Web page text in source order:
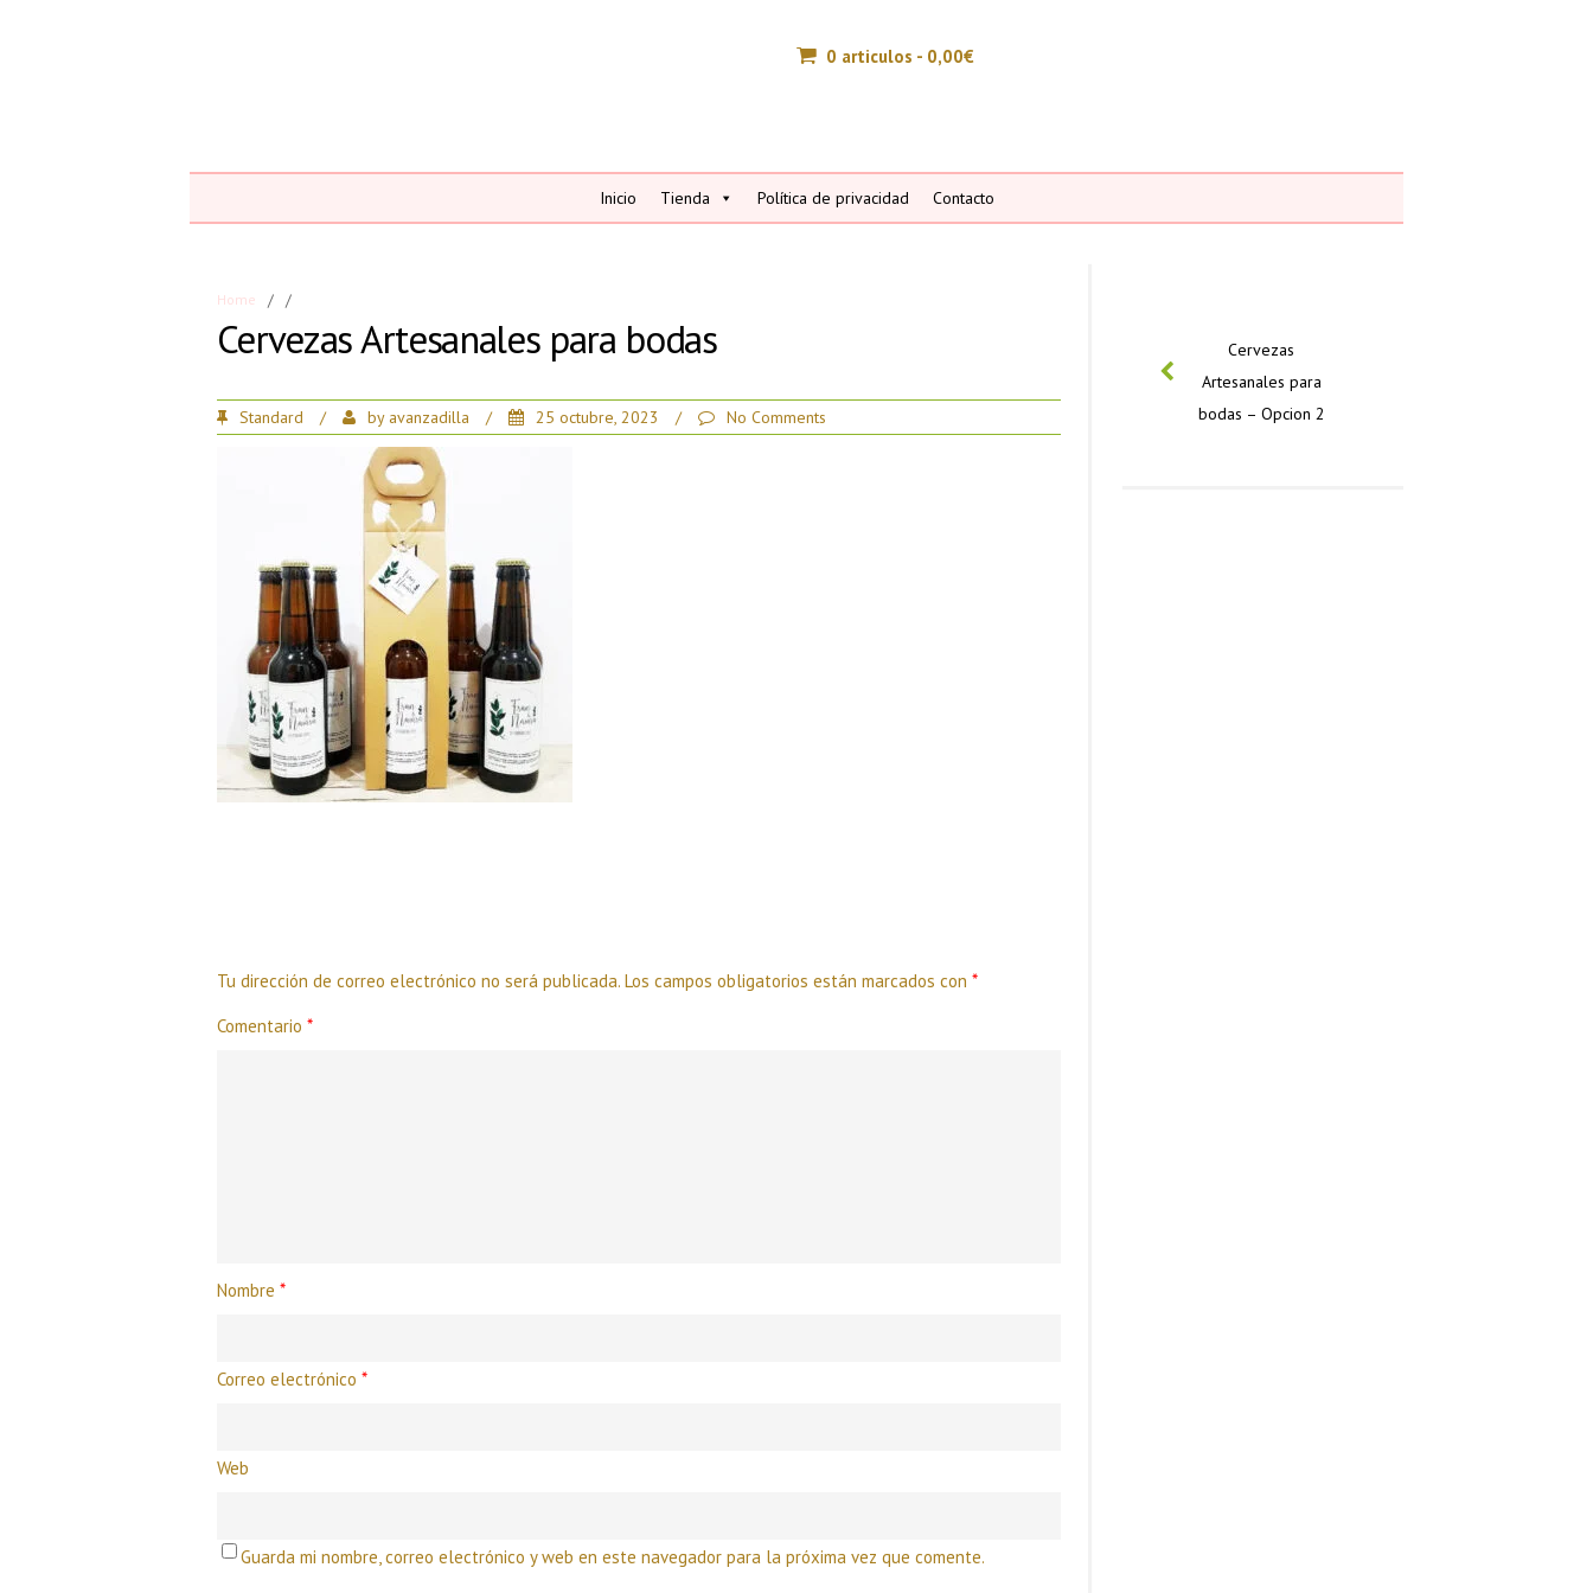
0 articulos - 0,00€
Inicio Tienda Política de privacidad Contacto
Home / /
Cervezas Artesanales para bodas
Standard / by avanzadilla / 25 octubre, 2023 / No Comments
Tu dirección de correo electrónico no será publicada. Los campos obligatorios están marcados con *
Comentario *
Nombre *
Correo electrónico *
Web
Guarda mi nombre, correo electrónico y web en este navegador para la próxima vez que comente.
Cervezas
Artesanales para
bodas – Opcion 2